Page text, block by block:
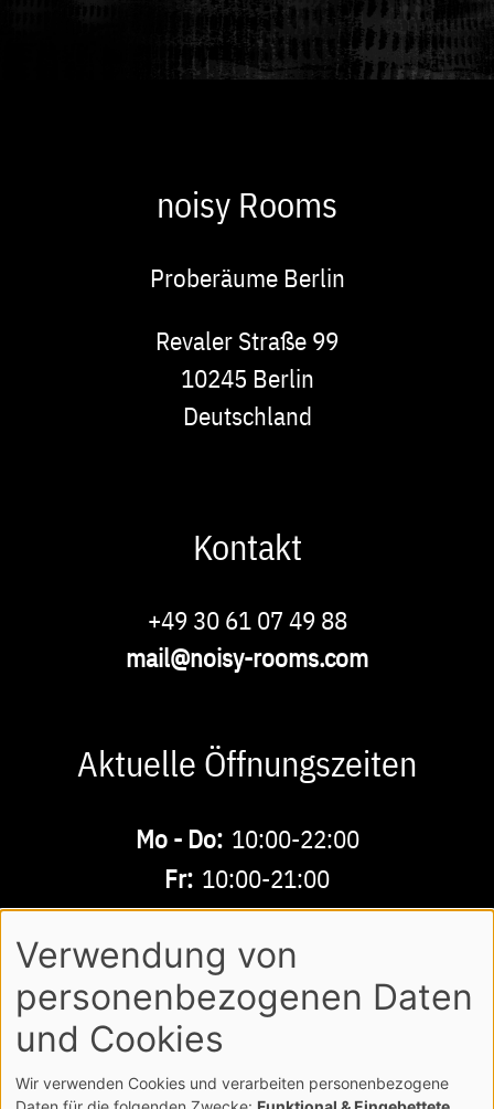
noisy Rooms
Proberäume Berlin
Revaler Straße 99
Kontakt
mail@noisy-rooms.com
Aktuelle Öffnungszeiten
Buchbare
Zeiten
Fr:10:00-21:00
Sa - So:10:00-18:00
AGB DATENSCHUTZ IMPRESSUM
Verwendung von
personenbezogenen Daten
und Cookies
Wir verwenden Cookies und verarbeiten personenbezogene